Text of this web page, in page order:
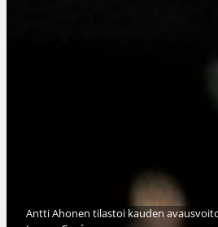
Antti Ahonen tilastoi kauden